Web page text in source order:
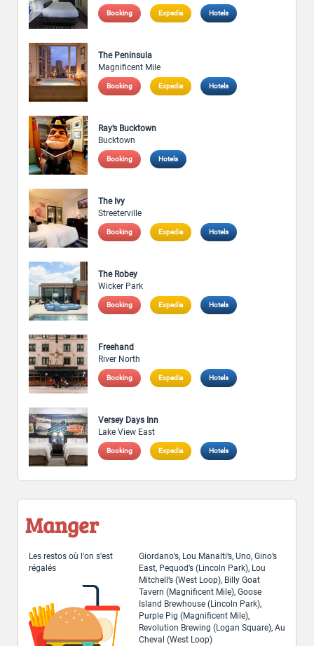
Booking Expedia Hotels
The Peninsula
Magnificent Mile
Booking Expedia Hotels
Ray’s Bucktown
Bucktown
Booking Hotels
The Ivy
Streeterville
Booking Expedia Hotels
The Robey
Wicker Park
Booking Expedia Hotels
Freehand
River North
Booking Expedia Hotels
Versey Days Inn
Lake View East
Booking Expedia Hotels
Manger
Les restos où l'on s'est
régalés
Giordano’s, Lou Manalti’s, Uno, Gino’s
East, Pequod’s (Lincoln Park), Lou
Mitchell’s (West Loop), Billy Goat
Tavern (Magnificent Mile), Goose
Island Brewhouse (Lincoln Park),
Purple Pig (Magnificent Mile),
Revolution Brewing (Logan Square), Au
Cheval (West Loop)